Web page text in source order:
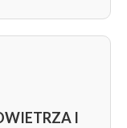
miękkich.
doskonały
I